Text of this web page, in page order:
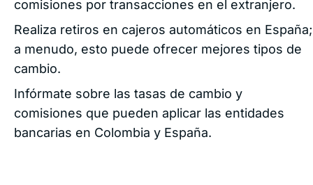
comisiones por transacciones en el extranjero.
Realiza retiros en cajeros automáticos en España;
a menudo, esto puede ofrecer mejores tipos de
cambio.
Infórmate sobre las tasas de cambio y
comisiones que pueden aplicar las entidades
bancarias en Colombia y España.